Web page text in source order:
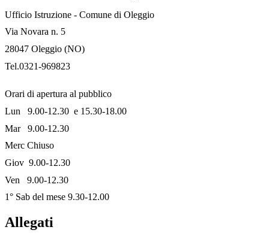
Ufficio Istruzione - Comune di Oleggio
Via Novara n. 5
28047 Oleggio (NO)
Tel.0321-969823
Orari di apertura al pubblico
Lun 9.00-12.30 e 15.30-18.00
Mar 9.00-12.30
Merc Chiuso
Giov 9.00-12.30
Ven 9.00-12.30
1° Sab del mese 9.30-12.00
Allegati